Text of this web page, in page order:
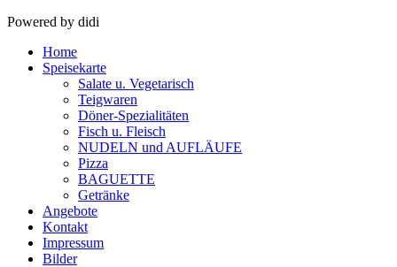
Powered by didi
Home
Speisekarte
Salate u. Vegetarisch
Teigwaren
Döner-Spezialitäten
Fisch u. Fleisch
NUDELN und AUFLÄUFE
Pizza
BAGUETTE
Getränke
Angebote
Kontakt
Impressum
Bilder